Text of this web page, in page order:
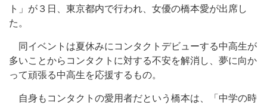
ト」が３日、東京都内で行われ、女優の橋本愛が出席し
た。
同イベントは夏休みにコンタクトデビューする中高生が
多いことからコンタクトに対する不安を解消し、夢に向か
って頑張る中高生を応援するもの。
自身もコンタクトの愛用者だという橋本は、「中学の時